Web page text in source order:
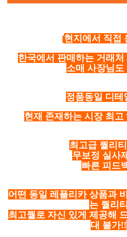
현지에서 직접
한국에서 판매하는 거래
소매 사장님도
정품동일 디테
현재 존재하는 시장 최고
최고급 퀄리
무보정 실사
빠른 피드
어떤 동일 레플리카 상품과
는 퀄리티
최고퀄로 자신 있게 제공해
대 불가!!